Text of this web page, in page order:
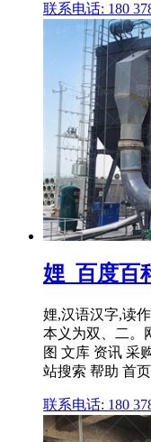
联系电话: 180
娌_百度百
娌,汉语汉字,读
本义为双、二。
图 文库 资讯 采
站搜索 帮助 首
联系电话: 180